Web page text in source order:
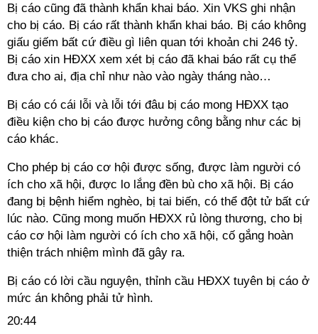
Bị cáo cũng đã thành khẩn khai báo. Xin VKS ghi nhận
cho bị cáo. Bị cáo rất thành khẩn khai báo. Bị cáo không
giấu giếm bất cứ điều gì liên quan tới khoản chi 246 tỷ.
Bị cáo xin HĐXX xem xét bị cáo đã khai báo rất cụ thể
đưa cho ai, địa chỉ như nào vào ngày tháng nào…
Bị cáo có cái lỗi và lỗi tới đâu bị cáo mong HĐXX tạo
điều kiện cho bị cáo được hưởng công bằng như các bị
cáo khác.
Cho phép bị cáo cơ hội được sống, được làm người có
ích cho xã hội, được lo lắng đền bù cho xã hội. Bị cáo
đang bị bệnh hiểm nghèo, bị tai biến, có thể đột tử bất cứ
lúc nào. Cũng mong muốn HĐXX rủ lòng thương, cho bị
cáo cơ hội làm người có ích cho xã hội, cố gắng hoàn
thiện trách nhiệm mình đã gây ra.
Bị cáo có lời cầu nguyện, thỉnh cầu HĐXX tuyên bị cáo ở
mức án không phải tử hình.
20:44